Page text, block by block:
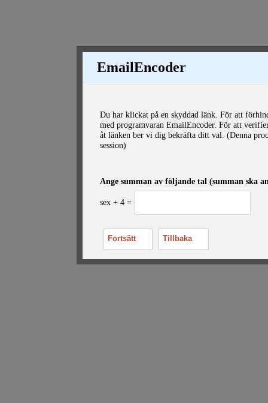
EmailEncoder
Du har klickat på en skyddad länk. För att
med programvaran EmailEncoder. För att
åt länken ber vi dig bekräfta ditt val. (Denna
session)
Ange summan av följande tal (summan ska
sex + 4 =